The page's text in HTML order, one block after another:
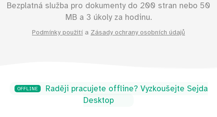
Bezplatná služba pro dokumenty do 200 stran nebo 50
MB a 3 úkoly za hodinu.
Podmínky použití a Zásady ochrany osobních údajů
OFFLINE
Raději pracujete offline? Vyzkoušejte Sejda
Desktop